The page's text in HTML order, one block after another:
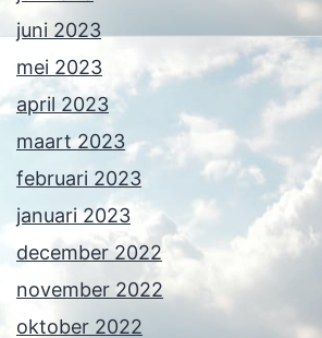
juni 2023
mei 2023
april 2023
maart 2023
februari 2023
januari 2023
december 2022
november 2022
oktober 2022